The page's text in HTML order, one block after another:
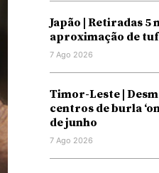
Japão | Retiradas 5
aproximação de
7 Ago 2026
Timor-Leste |
centros de burla
de junho
7 Ago 2026